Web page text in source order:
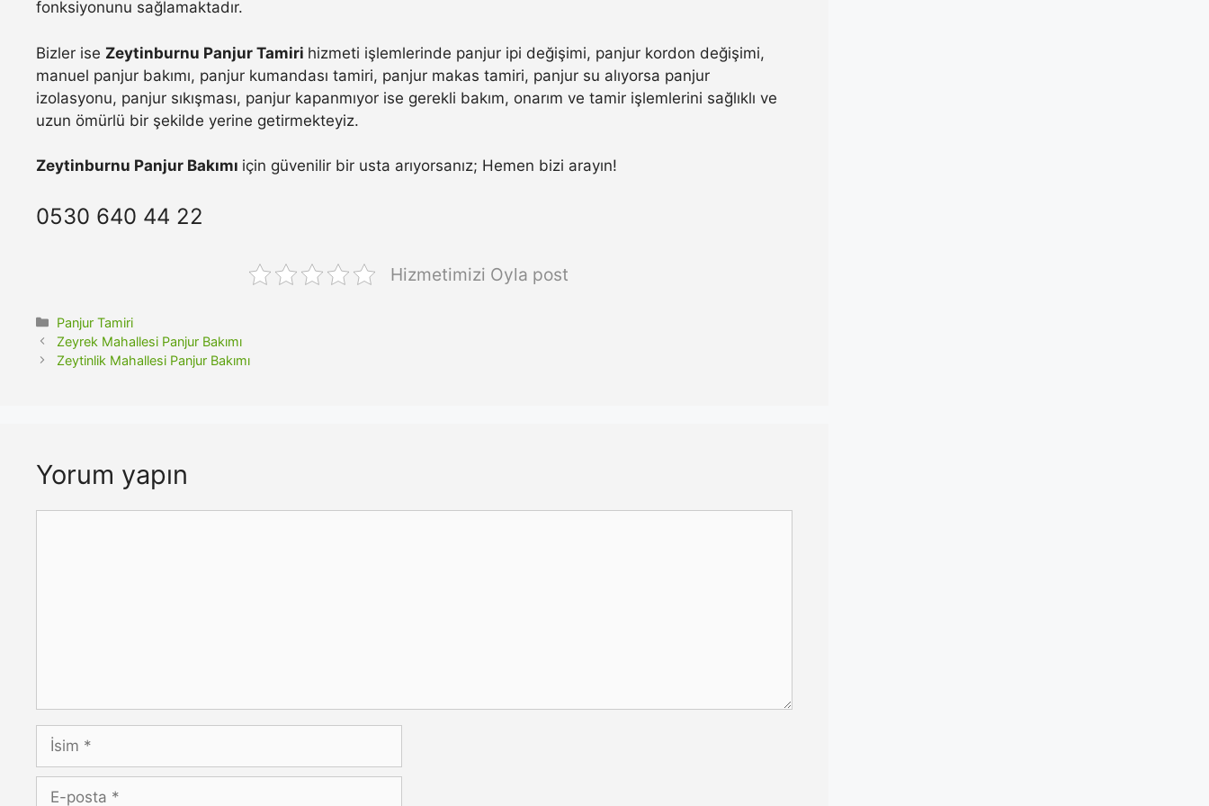
fonksiyonunu sağlamaktadır.
Bizler ise Zeytinburnu Panjur Tamiri hizmeti işlemlerinde panjur ipi değişimi, panjur kordon değişimi,
manuel panjur bakımı, panjur kumandası tamiri, panjur makas tamiri, panjur su alıyorsa panjur
izolasyonu, panjur sıkışması, panjur kapanmıyor ise gerekli bakım, onarım ve tamir işlemlerini sağlıklı ve
uzun ömürlü bir şekilde yerine getirmekteyiz.
Zeytinburnu Panjur Bakımı için güvenilir bir usta arıyorsanız; Hemen bizi arayın!
0530 640 44 22
Hizmetimizi Oyla post
Kategoriler
Panjur Tamiri
Zeyrek Mahallesi Panjur Bakımı
Zeytinlik Mahallesi Panjur Bakımı
Yorum yapın
İsim